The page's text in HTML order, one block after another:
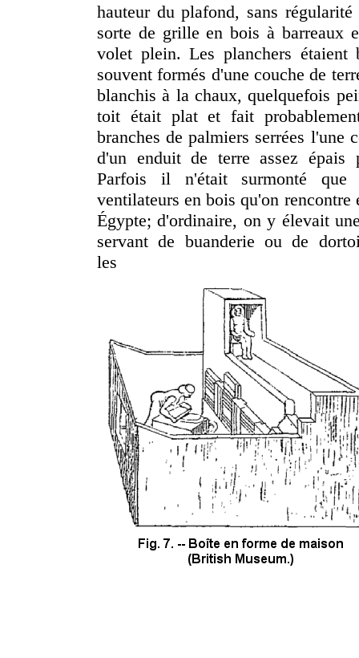
hauteur du plafond, sans
sorte de grille en bois à barreaux
volet plein. Les planchers étaient
souvent formés d'une couche de
blanchis à la chaux, quelquefois
toit était plat et fait
branches de palmiers serrées l'une
d'un enduit de terre assez
Parfois il n'était surmonté
ventilateurs en bois qu'on rencontre
Égypte; d'ordinaire, on y élevait
servant de buanderie ou de
les